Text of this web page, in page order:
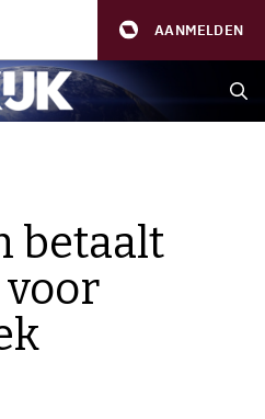
AANMELDEN
betaalt